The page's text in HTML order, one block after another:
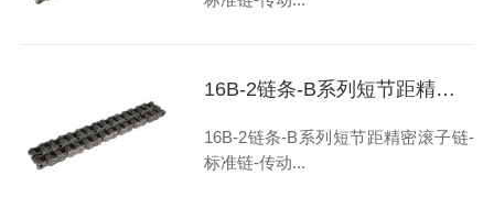
16B-2链条-B系列短节距精密滚子链-标准链-传动链-链条厂家-环球链条
16B-2链条-B系列短节距精密滚子链-
标准链-传动...